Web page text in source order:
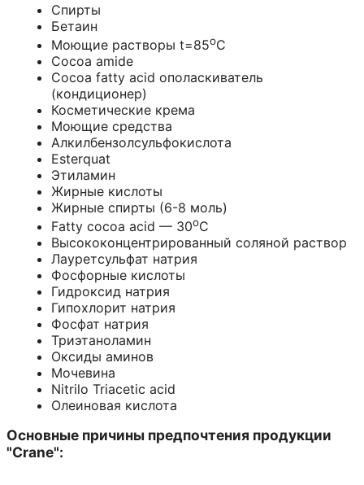
Спирты
Бетаин
Моющие растворы t=85oC
Cocoa amide
Cocoa fatty acid ополаскиватель
(кондиционер)
Косметические крема
Моющие средства
Алкилбензолсульфокислота
Esterquat
Этиламин
Жирные кислоты
Жирные спирты (6-8 моль)
Fatty cocoa acid — 30oC
Высококонцентрированный соляной раствор
Лауретсульфат натрия
Фосфорные кислоты
Гидроксид натрия
Гипохлорит натрия
Фосфат натрия
Триэтаноламин
Оксиды аминов
Мочевина
Nitrilo Triacetic acid
Олеиновая кислота
Основные причины предпочтения продукции
"Crane":